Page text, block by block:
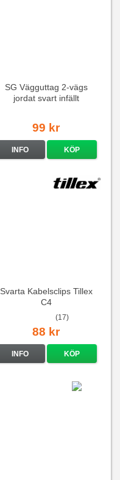
SG Vägguttag 2-vägs
jordat svart infällt
99 kr
INFO KÖP
Svarta Kabelsclips Tillex
C4
(17)
88 kr
INFO KÖP